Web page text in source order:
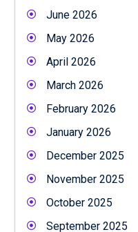
June 2026
May 2026
April 2026
March 2026
February 2026
January 2026
December 2025
November 2025
October 2025
September 2025